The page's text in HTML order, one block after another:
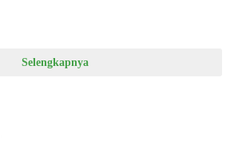
Selengkapnya